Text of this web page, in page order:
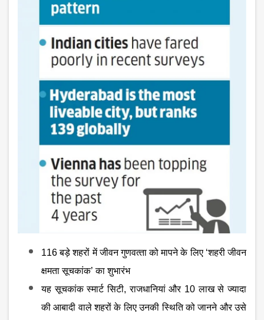
116 बड़े शहरों में जीवन गुणवत्‍ता को मापने के लिए ‘शहरी जीवन
क्षमता सूचकांक’ का शुभारंभ
यह सूचकांक स्‍मार्ट सिटी, राजधानियां और 10 लाख से ज्‍यादा
की आबादी वाले शहरों के लिए उनकी स्थिति को जानने और उसे